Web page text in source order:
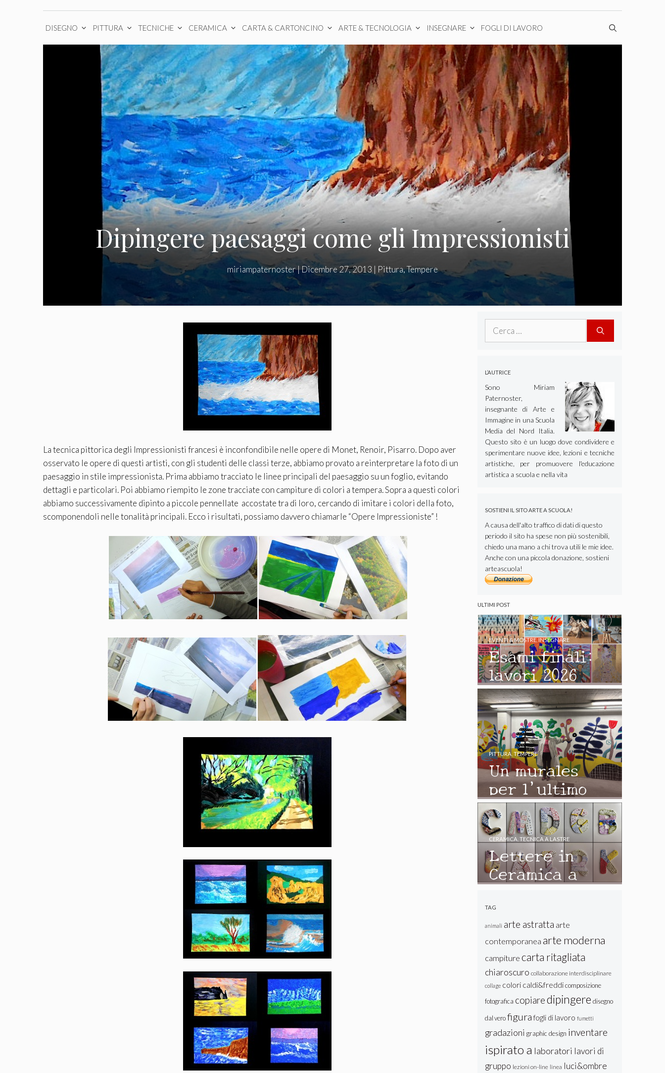
DISEGNO PITTURA TECNICHE CERAMICA CARTA & CARTONCINO ARTE & TECNOLOGIA INSEGNARE FOGLI DI LAVORO
Dipingere paesaggi come gli Impressionisti
miriampaternoster|Dicembre 27, 2013 | Pittura,Tempere
La tecnica pittorica degli Impressionisti francesi è inconfondibile nelle opere di Monet, Renoir, Pisarro. Dopo aver
osservato le opere di questi artisti, con gli studenti delle classi terze, abbiamo provato a reinterpretare la foto di un
paesaggio in stile impressionista. Prima abbiamo tracciato le linee principali del paesaggio su un foglio, evitando
dettagli e particolari. Poi abbiamo riempito le zone tracciate con campiture di colori a tempera. Sopra a questi colori
abbiamo successivamente dipinto a piccole pennellate accostate tra di loro, cercando di imitare i colori della foto,
scomponendoli nelle tonalità principali. Ecco i risultati, possiamo davvero chiamarle “Opere Impressioniste” !
per:
L’AUTRICE
Sono Miriam
Paternoster,
insegnante di Arte e
Immagine in una Scuola
Media del Nord Italia.
Questo sito è un luogo dove condividere e
sperimentare nuove idee, lezioni e tecniche
artistiche, per promuovere l'educazione
artistica a scuola e nella vita
SOSTIENI IL SITO ARTE A SCUOLA!
A causa dell'alto traffico di dati di questo
periodo il sito ha spese non più sostenibili,
chiedo una mano a chi trova utili le mie idee.
Anche con una piccola donazione, sostieni
arteascuola!
ULTIMI POST
Esami finali:
lavori 2026
EVENTI & MOSTRE, INSEGNARE
Un murales
per l’ultimo
giorno di
scuola
PITTURA TEMPERE
Lettere in
Ceramica a
Lastra:
Texture e
Colore
CERAMICA TECNICA A LASTRE
TAG
animali arte astratta arte
contemporanea arte moderna
campiture carta ritagliata
chiaroscuro collaborazione interdisciplinare
collage colori caldi&freddi composizione
fotografica copiaredipingere disegno
dal vero figura fogli di lavoro fumetti
gradazioni graphic design inventare
ispirato a laboratori lavori di
gruppo lezioni on-line linea luci&ombre